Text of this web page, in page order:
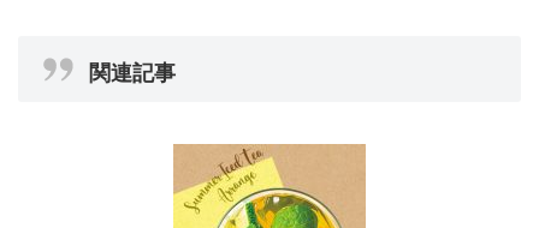
関連記事